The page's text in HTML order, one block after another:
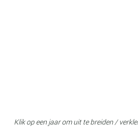
Klik op een jaar om uit te breiden /